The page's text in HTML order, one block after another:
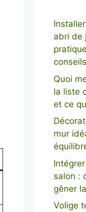
abri de
Quoi
la liste
et ce
mur
salon :
gêner
Volige